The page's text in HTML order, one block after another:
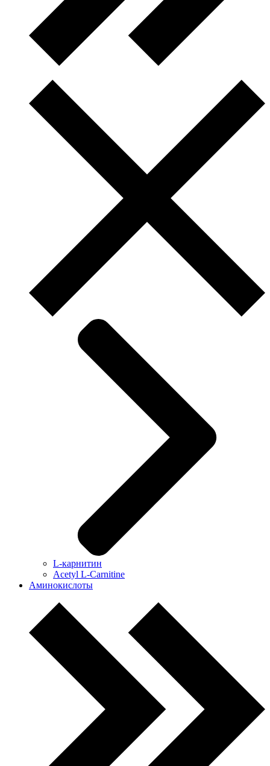
L-карнитин
Acetyl L-Carnitine
Аминокислоты